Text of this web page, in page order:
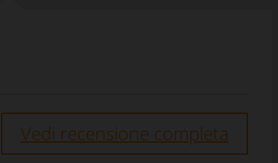
Vedi recensione completa